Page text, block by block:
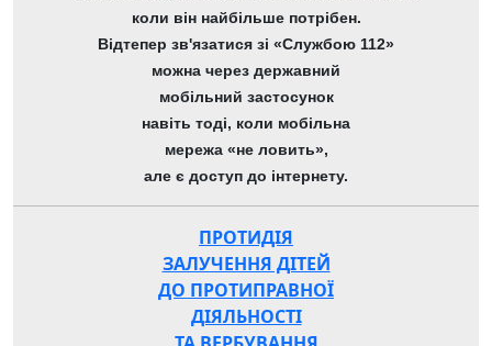
коли він найбільше потрібен.
Відтепер зв'язатися зі «Службою 112»
можна через державний
мобільний застосунок
навіть тоді, коли мобільна
мережа «не ловить»,
але є доступ до інтернету.
ПРОТИДІЯ
ЗАЛУЧЕННЯ ДІТЕЙ
ДО ПРОТИПРАВНОЇ
ДІЯЛЬНОСТІ